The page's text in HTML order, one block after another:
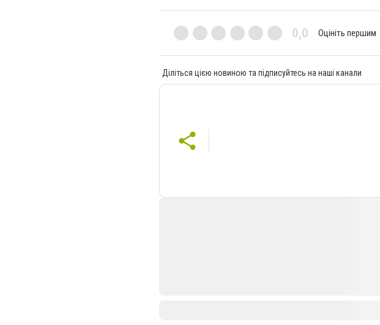
0,0 Оцініть першим
Діліться цією новиною та підписуйтесь на наші канали